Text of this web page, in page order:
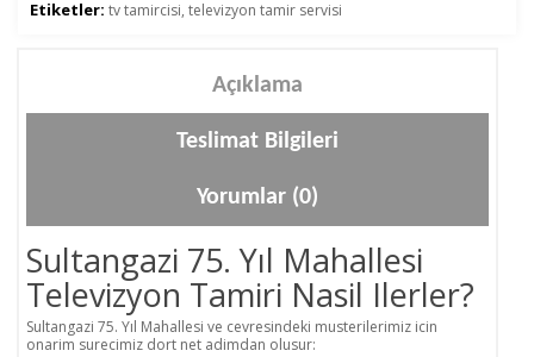
Etiketler: tv tamircisi, televizyon tamir servisi
Açıklama
Teslimat Bilgileri
Yorumlar (0)
Sultangazi 75. Yıl Mahallesi
Televizyon Tamiri Nasil Ilerler?
Sultangazi 75. Yıl Mahallesi ve cevresindeki musterilerimiz icin
onarim surecimiz dort net adimdan olusur: